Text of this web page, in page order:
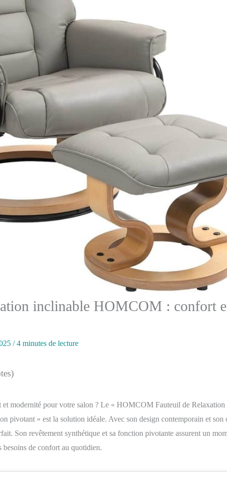
inclinable HOMCOM : confort
/4 minutes de lecture
modernité pour votre salon ? Le « HOMCOM Fauteuil de
pivotant » est la solution idéale. Avec son design contemporain et son
Son revêtement synthétique et sa fonction pivotante assurent un
besoins de confort au quotidien.